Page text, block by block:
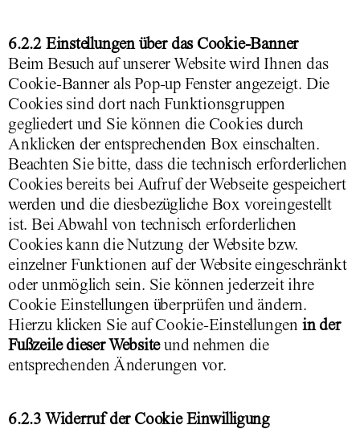
6.2.2 Einstellungen über das Cookie-Banner
Beim Besuch auf unserer Website wird Ihnen das
Cookie-Banner als Pop-up Fenster angezeigt. Die
Cookies sind dort nach Funktionsgruppen
gegliedert und Sie können die Cookies durch
Anklicken der entsprechenden Box einschalten.
Beachten Sie bitte, dass die technisch erforderlichen
Cookies bereits bei Aufruf der Webseite gespeichert
werden und die diesbezügliche Box voreingestellt
ist. Bei Abwahl von technisch erforderlichen
Cookies kann die Nutzung der Website bzw.
einzelner Funktionen auf der Website eingeschränkt
oder unmöglich sein. Sie können jederzeit ihre
Cookie Einstellungen überprüfen und ändern.
Hierzu klicken Sie auf Cookie-Einstellungen in der
Fußzeile dieser Websiteund nehmen die
entsprechenden Änderungen vor.
6.2.3 Widerruf der Cookie Einwilligung